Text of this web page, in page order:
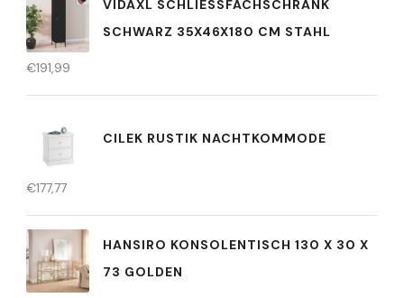
VIDAXL SCHLIESSFACHSCHRANK S
CHWARZ 35X46X180 CM STAHL
€191,99
CILEK RUSTIK NACHTKOMMODE
€177,77
HANSIRO KONSOLENTISCH 130 X 30 X
73 GOLDEN